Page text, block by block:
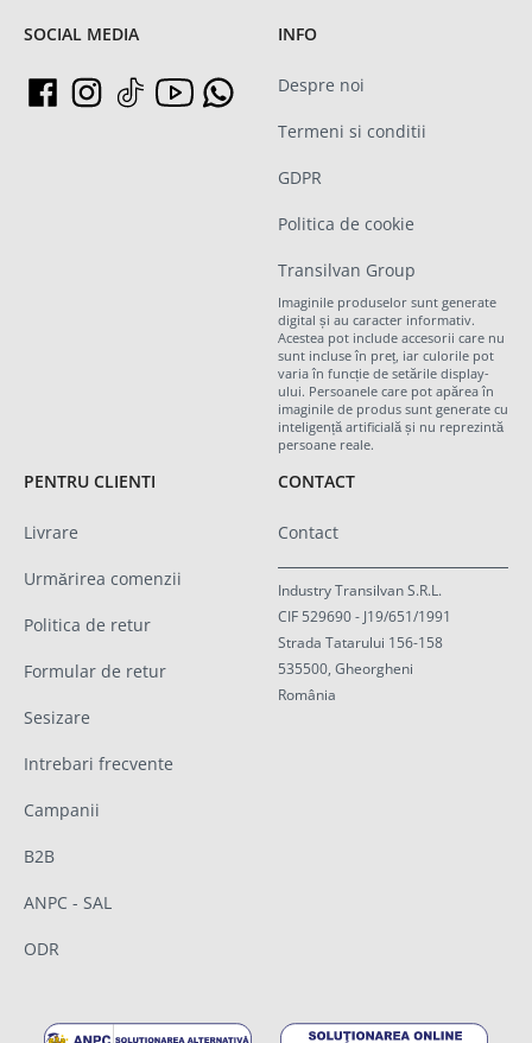
SOCIAL MEDIA INFO
Despre noi
Termeni si conditii
GDPR
Politica de cookie
Transilvan Group
Imaginile produselor sunt generate
digital și au caracter informativ.
Acestea pot include accesorii care nu
sunt incluse în preț, iar culorile pot
varia în funcție de setările display-
ului. Persoanele care pot apărea în
imaginile de produs sunt generate cu
inteligență artificială și nu reprezintă
persoane reale.
PENTRU CLIENTI
Livrare
Urmărirea comenzii
Politica de retur
Formular de retur
Sesizare
Intrebari frecvente
Campanii
B2B
ANPC - SAL
ODR
CONTACT
Contact
Industry Transilvan S.R.L.
CIF 529690 - J19/651/1991
Strada Tatarului 156-158
535500, Gheorgheni
România